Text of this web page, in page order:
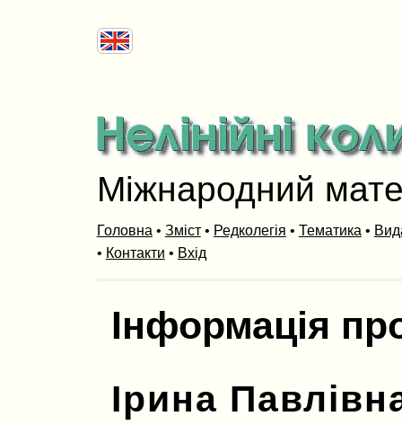
Міжнародний
Головна • Зміст• Редколегія • Тематика •
• Контакти • Вхід
Інформація
Ірина